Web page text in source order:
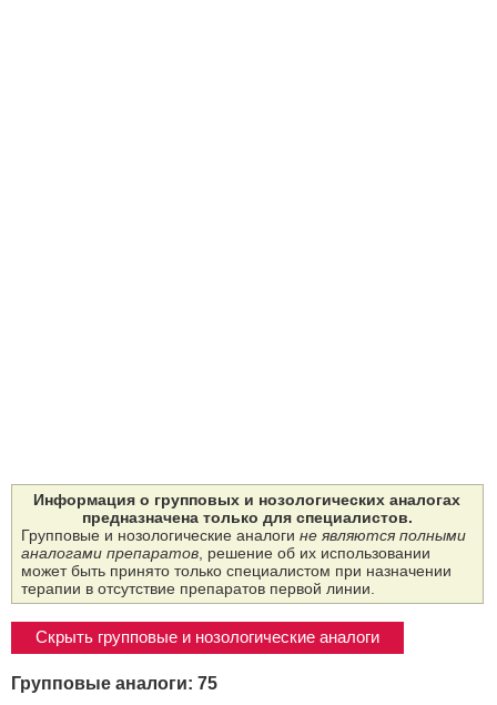
Информация о групповых и нозологических аналогах
предназначена только для специалистов.
Групповые и нозологические аналоги не являются полными
аналогами препаратов, решение об их использовании
может быть принято только специалистом при назначении
терапии в отсутствие препаратов первой линии.
Скрыть групповые и нозологические аналоги
Групповые аналоги: 75